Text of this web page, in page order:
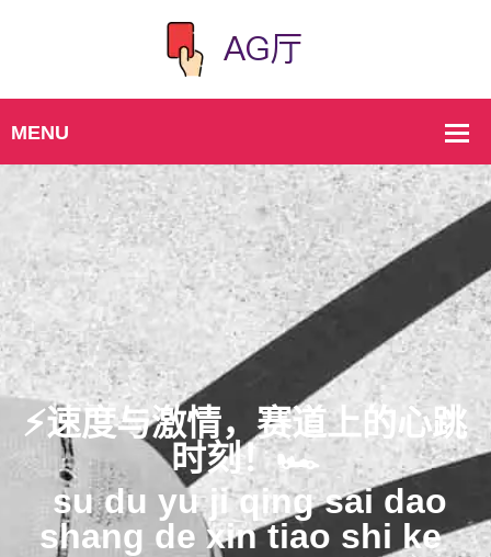
⚡️速度与激情，赛道上的心跳
时刻！🏎️
️ su du yu ji qing sai dao
shang de xin tiao shi ke ️